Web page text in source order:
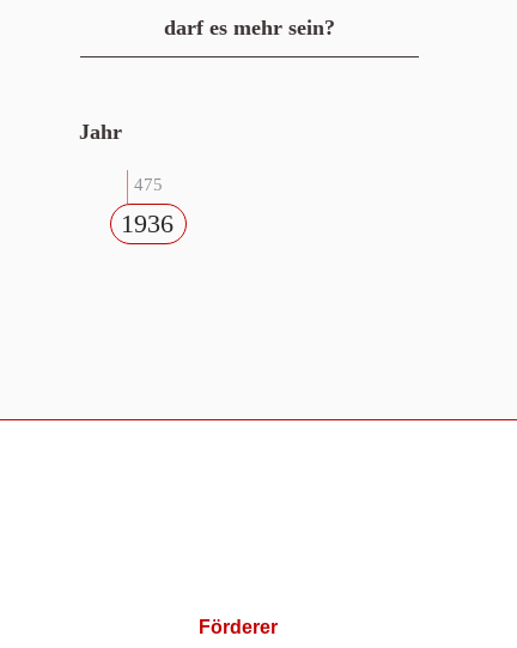
darf es mehr sein?
Jahr
475
1936
Förderer